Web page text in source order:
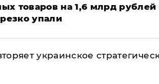
товаров на 1,6 млрд рублей
упали
украинское